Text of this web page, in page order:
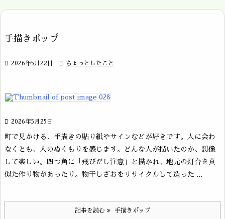
手描きポップ
 2026年5月22日  ちょっとしたこと
 2026年5月25日
町で見かける、手描きの貼り紙やサインなどが好きです。人に会わ
なくとも、人のぬくもりを感じます。どんな人が描いたのか、想像
して楽しい。四つ角に「飛びだし注意」と描かれ、地元の灯台を真
似た作り物があったり。物干しざおをリサイクルして造った ...
記事を読む 手描きポップ